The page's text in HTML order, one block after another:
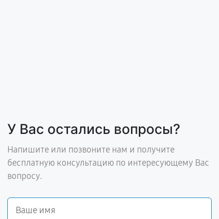
У Вас остались вопросы?
Напишите или позвоните нам и получите
бесплатную консультацию по интересующему Вас
вопросу.